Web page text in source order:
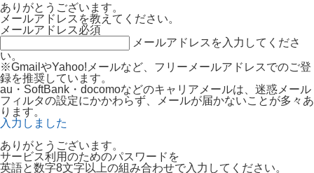
ありがとうございます。
メールアドレスを教えてください。
メールアドレス必須
メールアドレスを入力してくださ
い。
※GmailやYahoo!メールなど、フリーメールアドレスでのご登
録を推奨しています。
au・SoftBank・docomoなどのキャリアメールは、迷惑メール
フィルタの設定にかかわらず、メールが届かないことが多々あ
ります。
入力しました
ありがとうございます。
サービス利用のためのパスワードを
英語と数字8文字以上の組み合わせで入力してください。